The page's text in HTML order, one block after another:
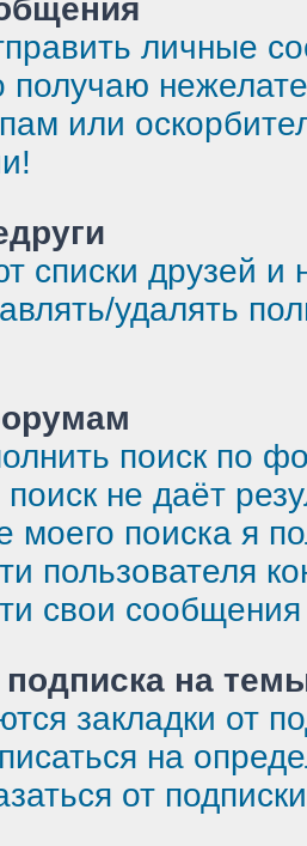
личные
получаю
или
списки друзей и
удалять
поиск по
не даёт
моего поиска я
пользователя
свои
подписка на
закладки от
на
от